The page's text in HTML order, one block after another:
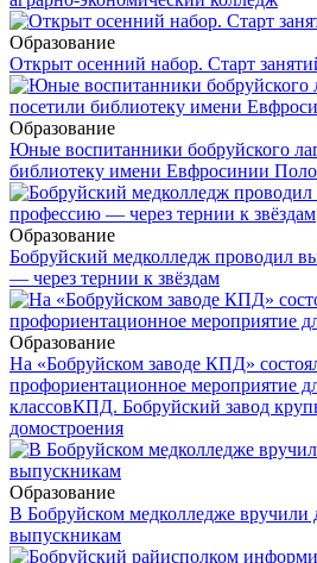
Образование
Открыт осенний набор. Старт
Образование
Юные воспитанники бобруйского
библиотеку имени Евфросинии
Образование
Бобруйский медколледж проводил
— через тернии к звёздам
Образование
На «Бобруйском заводе КПД»
профориентационное мероприятие
классовКПД. Бобруйский завод
домостроения
Образование
В Бобруйском медколледже вручили
выпускникам